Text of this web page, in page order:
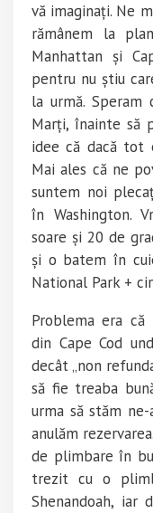
vă imaginați. Ne
rămânem la
Manhattan și
pentru nu știu
la urmă. Speram
Marți, înainte să
idee că dacă tot
Mai ales că ne
suntem noi
în Washington.
soare și 20 de
și o batem în
National Park +
Problema era că
din Cape Cod
decât „non
să fie treaba
urma să stăm
anulăm
de plimbare în
trezit cu o
Shenandoah, iar